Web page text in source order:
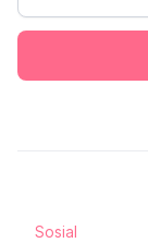
Sosial